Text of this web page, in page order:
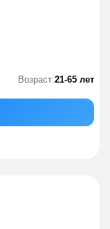
Возраст:21-65 лет